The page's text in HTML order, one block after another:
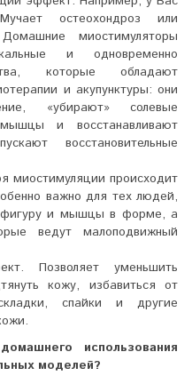
остеохондроз или
миостимуляторы
и одновременно
которые обладают
и акупунктуры: они
«убирают» солевые
и восстанавливают
восстановительные
миостимуляции происходит
важно для тех людей,
фигуру и мышцы в форме, а
ведут малоподвижный
Позволяет уменьшить
кожу, избавиться от
спайки и другие
использования
моделей?